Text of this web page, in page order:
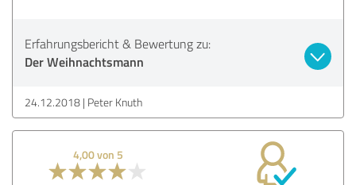
Erfahrungsbericht & Bewertung zu:
Der Weihnachtsmann
24.12.2018 Peter Knuth
4,00 von 5